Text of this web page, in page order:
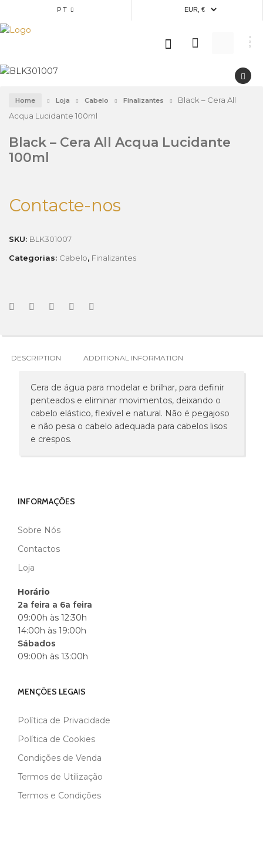
PT
Home Loja Cabelo Finalizantes
Black – Cera All
Acqua Lucidante 100ml
Black – Cera All Acqua Lucidante
100ml
Contacte-nos
SKU: BLK301007
Categorias: Cabelo, Finalizantes
DESCRIPTION ADDITIONAL INFORMATION
Cera de água para modelar e brilhar, para definir
penteados e eliminar movimentos, deixando o
cabelo elástico, flexível e natural. Não é pegajoso
e não pesa o cabelo adequada para cabelos lisos
e crespos.
MARCA
INFORMAÇÕES
Sobre Nós
Contactos
Loja
Horário
2a feira a 6a feira
09:00h às 12:30h
14:00h às 19:00h
Sábados
09:00h às 13:00h
MENÇÕES LEGAIS
Política de Privacidade
Política de Cookies
Condições de Venda
Termos de Utilização
Termos e Condições